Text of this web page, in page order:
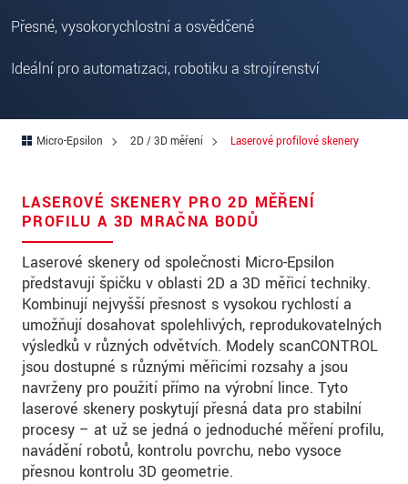
Přesné, vysokorychlostní a osvědčené
Ideální pro automatizaci, robotiku a strojírenství
Micro-Epsilon 2D / 3D měření Laserové profilové skenery
LASEROVÉ SKENERY PRO 2D MĚŘENÍ
PROFILU A 3D MRAČNA BODŮ
Laserové skenery od společnosti Micro-Epsilon
představují špičku v oblasti 2D a 3D měřicí techniky.
Kombinují nejvyšší přesnost s vysokou rychlostí a
umožňují dosahovat spolehlivých, reprodukovatelných
výsledků v různých odvětvích. Modely scanCONTROL
jsou dostupné s různými měřicími rozsahy a jsou
navrženy pro použití přímo na výrobní lince. Tyto
laserové skenery poskytují přesná data pro stabilní
procesy – ať už se jedná o jednoduché měření profilu,
navádění robotů, kontrolu povrchu, nebo vysoce
přesnou kontrolu 3D geometrie.
PSČ
Mesto*
Krajina*
E-Mail*
Vaša správa
Please keep me informed about product
innovations by e-mail.
* Povinné informace
S vašimi údaji zacházíme důvěrně. Přečtěte si
prosím našeprohlášení o ochraně osobních údajů